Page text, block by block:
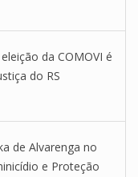
da COMOVI é
do RS
de Alvarenga no
e Proteção